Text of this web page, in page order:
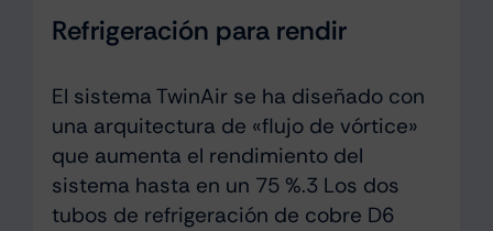
Refrigeración para rendir
El sistema TwinAir se ha diseñado con
una arquitectura de «flujo de vórtice»
que aumenta el rendimiento del
sistema hasta en un 75 %.3 Los dos
tubos de refrigeración de cobre D6